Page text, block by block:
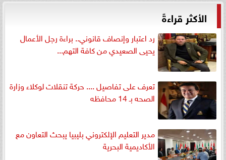
الأكثر قراءةً
رد اعتبار وإنصاف قانوني.. براءة رجل الأعمال
يحيى الصعيدي من كافة التهم...
تعرف على تفاصيل .... حركة تنقلات لوكلاء وزارة
الصحه بـ 14 محافظه
مدير التعليم الإلكتروني بليبيا يبحث التعاون مع
الأكاديمية البحرية